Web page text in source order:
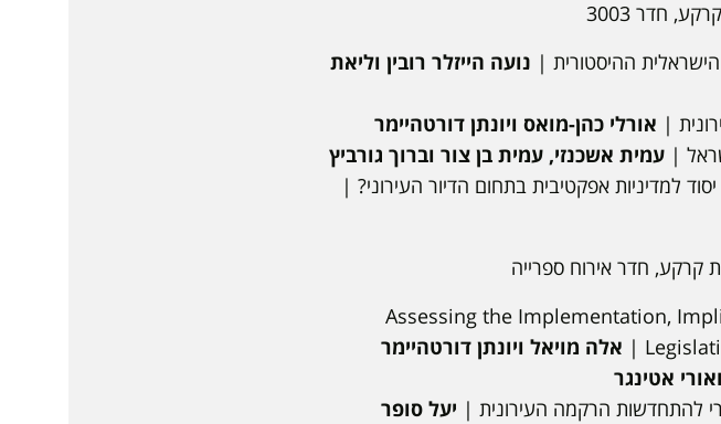
נועה הייזלר רובין וליאת
| אורלי כהן-מואס ויונתן דורטהיימר
| עמית אשכנזי, עמית בן צור וברוך גורביץ
למדיניות אפקטיבית בתחום הדיור העירוני? |
Assessing the Implementation,
אלה מויאל ויונתן דורטהיימר
אטינגר
להתחדשות הרקמה העירונית | יעל סופר